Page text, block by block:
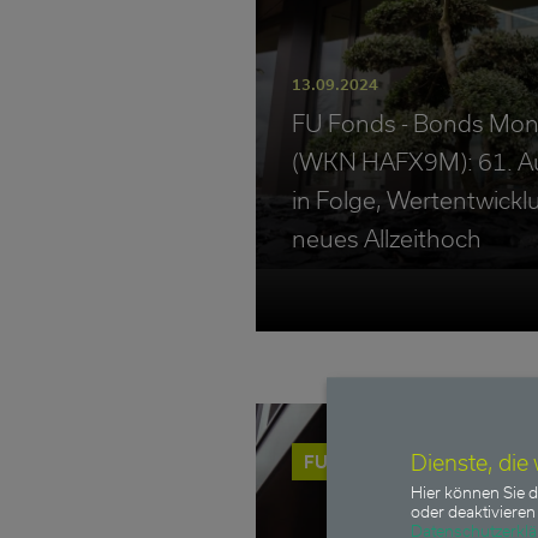
13.09.2024
FU Fonds - Bonds
(WKN HAFX9M): 61.
in Folge,
neues Allzeithoch
FU Fonds - Bonds Monthly
Dienste,
Hier können Sie
oder